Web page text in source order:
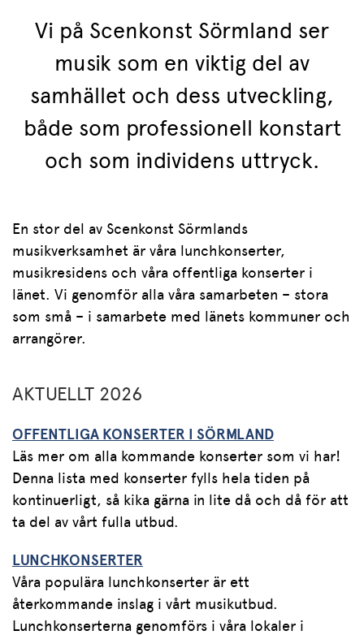
Vi på Scenkonst Sörmland ser
musik som en viktig del av
samhället och dess utveckling,
både som professionell konstart
och som individens uttryck.
En stor del av Scenkonst Sörmlands
musikverksamhet är våra lunchkonserter,
musikresidens och våra offentliga konserter i
länet. Vi genomför alla våra samarbeten – stora
som små – i samarbete med länets kommuner och
arrangörer.
AKTUELLT 2026
OFFENTLIGA KONSERTER I SÖRMLAND
Läs mer om alla kommande konserter som vi har!
Denna lista med konserter fylls hela tiden på
kontinuerligt, så kika gärna in lite då och då för att
ta del av vårt fulla utbud.
LUNCHKONSERTER
Våra populära lunchkonserter är ett
återkommande inslag i vårt musikutbud.
Lunchkonserterna genomförs i våra lokaler i